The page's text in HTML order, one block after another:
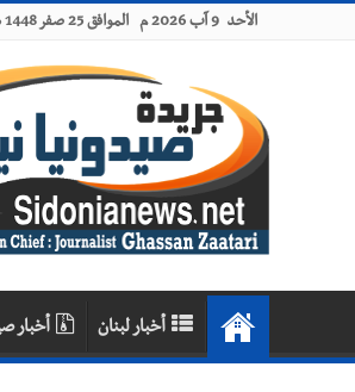
الأحد 9 آب 2026 م الموافق 25 صفر 1448 هـ
أخبار لبنان أخبار